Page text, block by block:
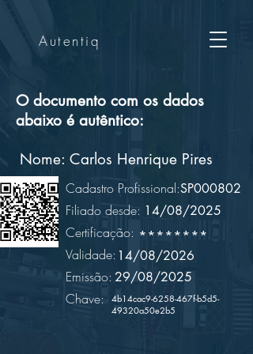
Autentiq
O documento com os dados
abaixo é autêntico:
Nome:
Cadastro Profissional:
Filiado desde:
Certificação:
Validade:
Emissão:
Chave:
4b14cac9-6258-467f-b5d5-
49320a50e2b5
14/08/2026
Carlos Henrique Pires
29/08/2025
********
14/08/2025
SP000802